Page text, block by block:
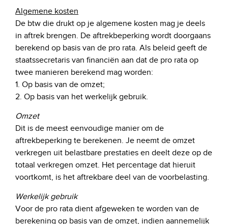
Algemene kosten
De btw die drukt op je algemene kosten mag je deels
in aftrek brengen. De aftrekbeperking wordt doorgaans
berekend op basis van de pro rata. Als beleid geeft de
staatssecretaris van financiën aan dat de pro rata op
twee manieren berekend mag worden:
1. Op basis van de omzet;
2. Op basis van het werkelijk gebruik.
Omzet
Dit is de meest eenvoudige manier om de
aftrekbeperking te berekenen. Je neemt de omzet
verkregen uit belastbare prestaties en deelt deze op de
totaal verkregen omzet. Het percentage dat hieruit
voortkomt, is het aftrekbare deel van de voorbelasting.
Werkelijk gebruik
Voor de pro rata dient afgeweken te worden van de
berekening op basis van de omzet, indien aannemelijk